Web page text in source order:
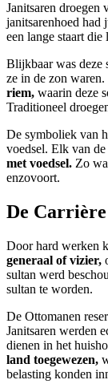
Janitsaren droegen
janitsarenhoed had
een lange staart
Blijkbaar was deze
ze in de zon
riem, waarin deze
Traditioneel
De symboliek van
voedsel. Elk van de
met voedsel. Zo
enzovoort.
De
Door hard werken
generaal of vizier,
sultan werd
sultan te worden.
De Ottomanen
Janitsaren werden
dienen in het
land toegewezen,
belasting konden